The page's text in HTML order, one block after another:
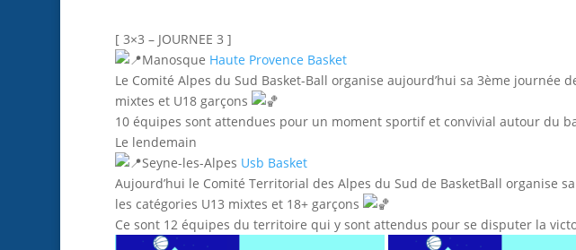
[ 3×3 – JOURNEE 3 ]
Manosque Haute Provence Basket
Le Comité Alpes du Sud Basket-Ball organise aujourd’hui sa 3ème journée
mixtes et U18 garçons
10 équipes sont attendues pour un moment sportif et convivial autour du
Le lendemain
Seyne-les-Alpes Usb Basket
Aujourd’hui le Comité Territorial des Alpes du Sud de BasketBall organise
les catégories U13 mixtes et 18+ garçons
Ce sont 12 équipes du territoire qui y sont attendus pour se disputer la